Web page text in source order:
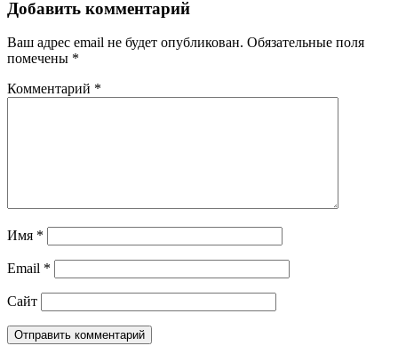
Добавить комментарий
Ваш адрес email не будет опубликован. Обязательные поля
помечены *
Комментарий *
Имя *
Email *
Сайт